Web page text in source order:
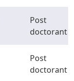
Post
doctorant
Post
doctorant